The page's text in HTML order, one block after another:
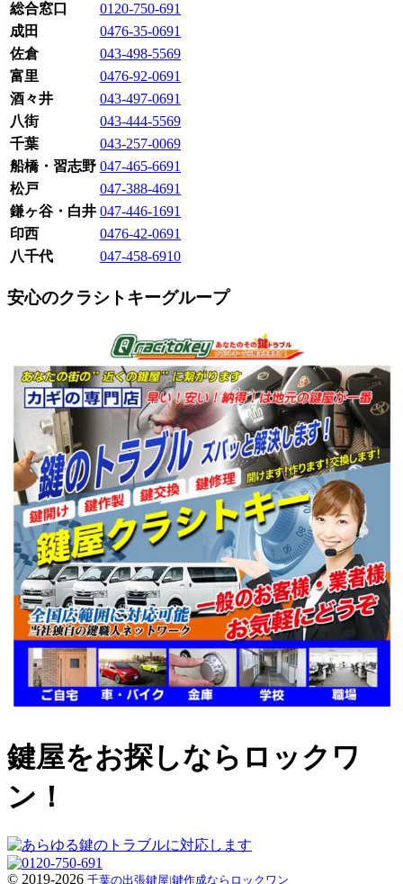
総合窓口
0120-750-691
成田
0476-35-0691
佐倉
043-498-5569
富里
0476-92-0691
酒々井
043-497-0691
八街
043-444-5569
千葉
043-257-0069
船橋・習志野 047-465-6691
松戸
047-388-4691
鎌ヶ谷・白井 047-446-1691
印西
0476-42-0691
八千代
047-458-6910
安心のクラシトキーグループ
鍵屋をお探しならロックワ
ン！
© 2019-2026 千葉の出張鍵屋|鍵作成ならロックワン